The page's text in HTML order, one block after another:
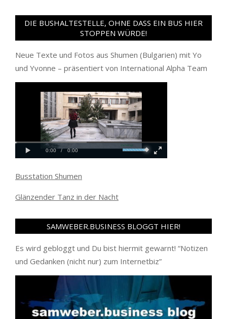
DIE BUSHALTESTELLE, OHNE DASS EIN BUS HIER
STOPPEN WÜRDE!
Neue Texte und Fotos aus Shumen (Bulgarien) mit Yo
und Yvonne – präsentiert von International Alpha Team
Busstation Shumen
Glänzender Tanz in der Nacht
SAMWEBER.BUSINESS BLOGGT HIER!
Es wird gebloggt und Du bist hiermit gewarnt! “Notizen
und Gedanken (nicht nur) zum Internetbiz”